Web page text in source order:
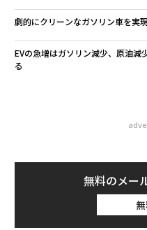
劇的にクリーンなガソリン車を実
EVの急増はガソリン減少、原油減
る
無料のメー